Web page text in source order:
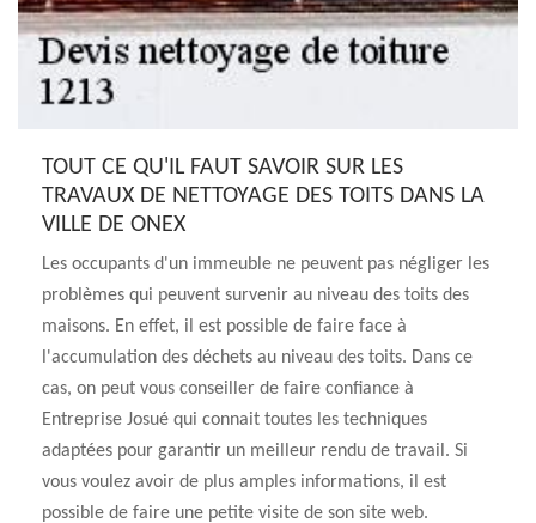
TOUT CE QU'IL FAUT SAVOIR SUR LES
TRAVAUX DE NETTOYAGE DES TOITS DANS LA
VILLE DE ONEX
Les occupants d'un immeuble ne peuvent pas négliger les
problèmes qui peuvent survenir au niveau des toits des
maisons. En effet, il est possible de faire face à
l'accumulation des déchets au niveau des toits. Dans ce
cas, on peut vous conseiller de faire confiance à
Entreprise Josué qui connait toutes les techniques
adaptées pour garantir un meilleur rendu de travail. Si
vous voulez avoir de plus amples informations, il est
possible de faire une petite visite de son site web.